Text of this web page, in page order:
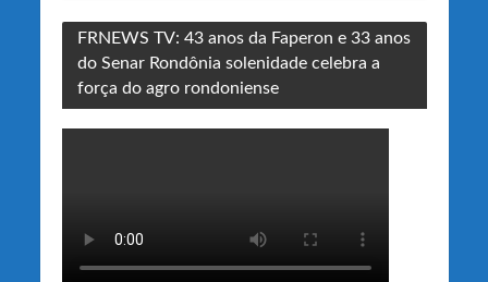
FRNEWS TV: 43 anos da Faperon e 33 anos
do Senar Rondônia solenidade celebra a
força do agro rondoniense